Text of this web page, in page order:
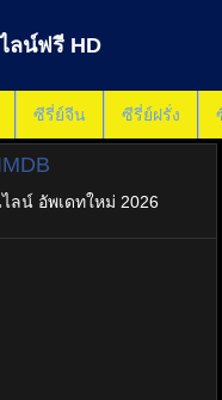
ลน์ฟรี HD
ซีรี่ย์จีน ซีรี่ย์ฝรั่ง
ลน์ อัพเดทใหม่ 2026